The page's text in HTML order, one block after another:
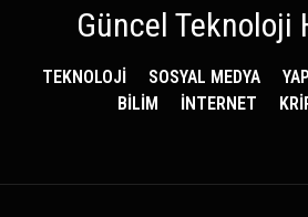
Güncel Teknoloji
TEKNOLOJİ SOSYAL MEDYA
BİLİM
İNTERNET